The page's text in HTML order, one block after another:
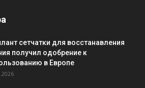
сетчатки для восстанавления
получил одобрение к
в Европе